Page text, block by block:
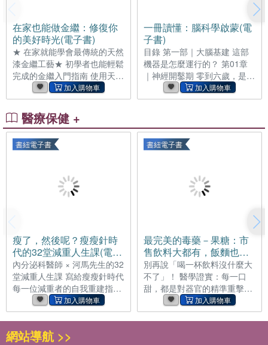
該去的地方流去。 而本書的禪
學源於親身的瞬間頓悟，作者
將生活的智慧化為一句句可依
循的話語， 把禪學的思考帶入
日常，讓讀者能在不安之中，
依然平穩、灑脫地走下去。
「生」「死」和「自我」當真
的面紗，讓我們有機會認清：
生、死、來、去，都只是我們
製造出來的概念，而這些幻象
也就是我們苦難的源頭。一旦
洞察萬事萬物
在家也能做金繼：修復你
的美好時光(電子書)
★ 在家就能學會最傳統的天然
漆金繼工藝★ 初學者也能輕鬆
完成的金繼入門指南 使用天然
漆修復，安全、環保又耐用 讓
裂痕成為器物最美的生命紋理
從修復技法到生活美學，一次
體驗金繼的療癒力量 真誠推薦
光山行漆器工藝 第三代負責人
賴信佑 你是否曾有過這樣的瞬
惜，即使出現缺角或裂縫，也
希望能將它修復，繼續長久使
是一門修復破裂或缺損陶瓷與
漆器的技術，使用取自漆樹的
天然漆作為黏合劑；乾燥後質
地堅實且耐用，安全無害兼具
環保。修補完成後，再以金粉
或銀粉點綴裂痕，使原
一冊讀懂：腦科學啟蒙(電
子書)
目錄 第一部｜大腦基建 這部
機器是怎麼運行的？ 第01章
｜神經開鑿期 零到六歲，是孩
子大腦最忙碌、也最珍貴的黃
金工程期。神經連結大量生
塑性的奇蹟：為什麼早期生
活、親子互動、感官探索與情
與適應力的底層結構。 第02
章｜三層大腦 孩子崩潰時，不
緒腦與理性腦如何協作。當孩
子處在壓力、恐懼或威脅中，
學習大門會自動關閉。懂得先
安撫，再引導，父母才能真正
喚醒孩子的理性與合作能力。
第二部｜大腦指揮官 核心執行
功能如何決定未來？
醫療保健 +
書紐電子書
瘦了，然後呢？瘦瘦針時
代的32堂減重人生課(電子
書)
內分泌科醫師 × 河馬先生的32
堂減重人生課 寫給瘦瘦針時代
每一位減重者的自我重建指南
你以為減重成功就是故事的結
局？其實，很多人的困擾才正
要開始。 馬文雅醫師繼《幸福
瘦》探討減重的起點、《別減
書紐電子書
最完美的毒藥－果糖：市
售飲料大都有，飯麵也會
產生，是造成糖尿病、脂
肪肝、肥胖、痛風、精神
疾病、大腦退化等慢性疾
病的重要因素(電子書)
別再說「喝一杯飲料沒什麼大
不了」！ 醫學證實：每一口
甜，都是對器官的精準重擊。
手搖杯遠比你想得更可怕——
飲料中的果糖，是現代醫學證
實造成脂肪肝、糖尿病、痛
網站導航 >>